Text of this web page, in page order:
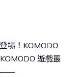
場！KOMODO
遊戲最
——